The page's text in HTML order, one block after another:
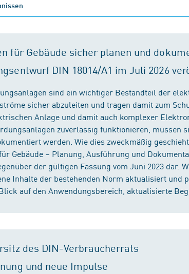
für Gebäude sicher planen und
DIN 18014/A1 im Juli 2026
sind ein wichtiger Bestandteil der
sicher abzuleiten und tragen damit zum
Anlage und damit auch komplexer
zuverlässig funktionieren, müssen
werden. Wie dies zweckmäßig
Gebäude – Planung, Ausführung und
der gültigen Fassung vom Juni 2023 dar.
Inhalte der bestehenden Norm aktualisiert und
auf den Anwendungsbereich, aktualisierte
des DIN-Verbraucherrats
und neue Impulse